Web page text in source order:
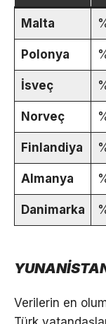
Malta
Polonya
İsveç
Norveç
Finlandiya
Almanya
Danimarka
Verilerin en